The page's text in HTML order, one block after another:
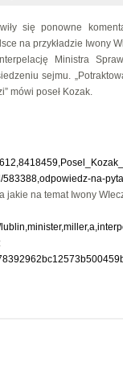
się ponowne
na przykładzie Iwony
Ministra
sejmu.
mówi poseł Kozak.
na-
jakie na temat Iwony